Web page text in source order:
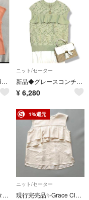
【タグなし新品✨️】Diagram♡ハイネック 半袖ニット
ニット/セーター
新品◆グレースコンチネンタル フラワーチュールニットトップ ライトグリーン 36
¥ 6,280
グレースコンチネンタル 変形ケーブルニットトップ セーター プルオーバー
1%還元
ニット/セーター
現行完売品✨Grace Class ラメ混トリアセ ノースリーブ ブラウス 38